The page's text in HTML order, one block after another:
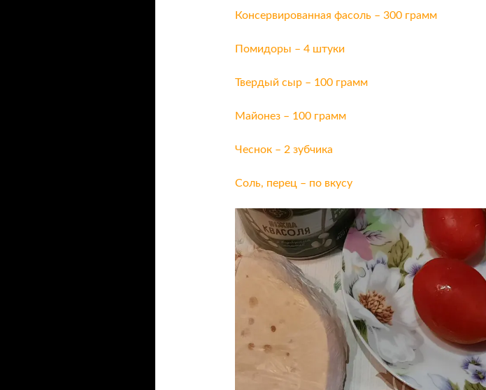
Консервированная фасоль – 300 грамм
Помидоры – 4 штуки
Твердый сыр – 100 грамм
Майонез – 100 грамм
Чеснок – 2 зубчика
Соль, перец – по вкусу